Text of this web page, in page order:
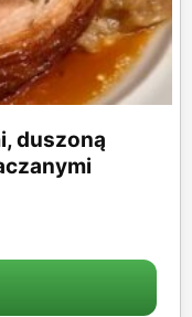
duszoną